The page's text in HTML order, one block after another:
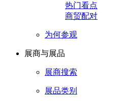
热门看点
商贸配对
为何参观
展商与展品
展商搜索
展品类别